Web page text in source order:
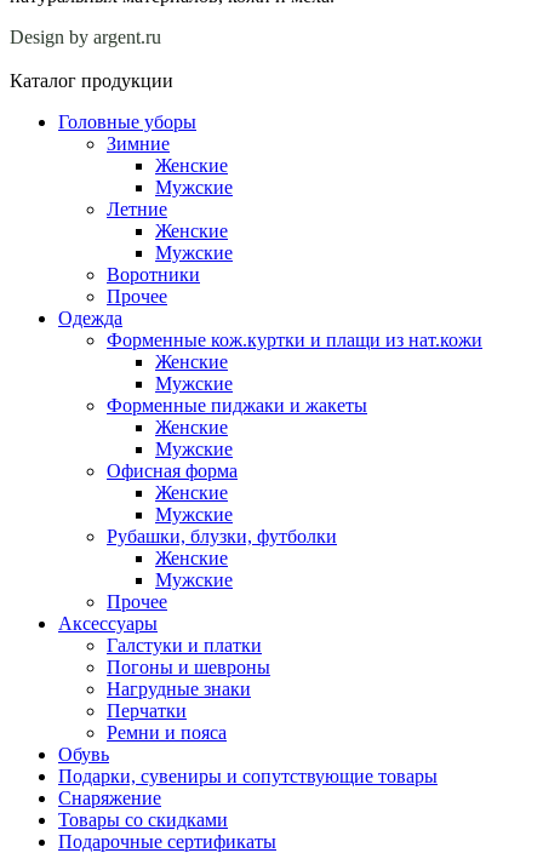
Design by argent.ru
Каталог продукции
Головные уборы
Зимние
Женские
Мужские
Летние
Женские
Мужские
Воротники
Прочее
Одежда
Форменные кож.куртки и плащи из нат.кожи
Женские
Мужские
Форменные пиджаки и жакеты
Женские
Мужские
Офисная форма
Женские
Мужские
Рубашки, блузки, футболки
Женские
Мужские
Прочее
Аксессуары
Галстуки и платки
Погоны и шевроны
Нагрудные знаки
Перчатки
Ремни и пояса
Обувь
Подарки, сувениры и сопутствующие товары
Снаряжение
Товары со скидками
Подарочные сертификаты